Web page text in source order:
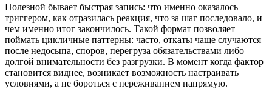
Полезной бывает быстрая запись: что именно оказалось
триггером, как отразилась реакция, что за шаг последовало, и
чем именно итог закончилось. Такой формат позволяет
поймать цикличные паттерны: часто, откаты чаще случаются
после недосыпа, споров, перегруза обязательствами либо
долгой внимательности без разгрузки. В момент когда фактор
становится виднее, возникает возможность настраивать
условиями, а не бороться с переживанием напрямую.